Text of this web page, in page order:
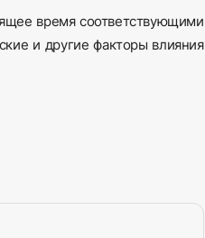
время соответствующими
и другие факторы влияния